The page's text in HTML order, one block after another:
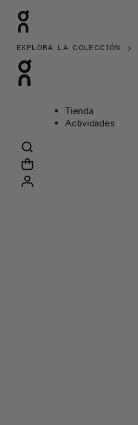
EXPLORA LA COLECCIÓN
Tienda
Actividades